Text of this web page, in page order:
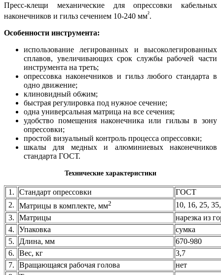
Пресс-клещи механические для опрессовки кабельных
наконечников и гильз сечением 10-240 мм².
Особенности инструмента:
использование легированных и высоколегированных
сплавов, увеличивающих срок службы рабочей части
инструмента на треть;
опрессовка наконечников и гильз любого стандарта в
одно движение;
клиновидный обжим;
быстрая регулировка под нужное сечение;
одна универсальная матрица на все сечения;
удобство помещения наконечника или гильзы в зону
опрессовки;
простой визуальный контроль процесса опрессовки;
шкалы для медных и алюминиевых наконечников
стандарта ГОСТ.
Технические характеристики
1. Стандарт опрессовки
ГОСТ
2.
Матрицы в комплекте, мм2
10, 16, 25,
3.
Матрицы
нарезка из
4.
Упаковка
сумка
5.
Длина, мм
670-980
6.
Вес, кг
3,7
7.
Вращающаяся рабочая голова
нет